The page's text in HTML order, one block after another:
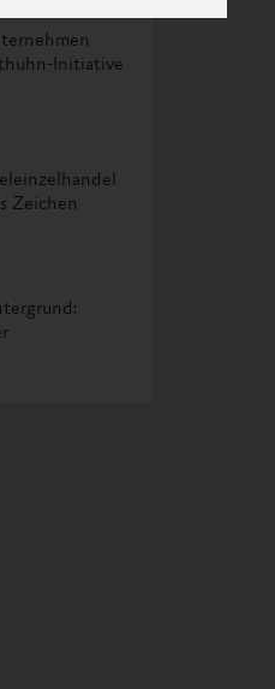
Initiative
Zeichen